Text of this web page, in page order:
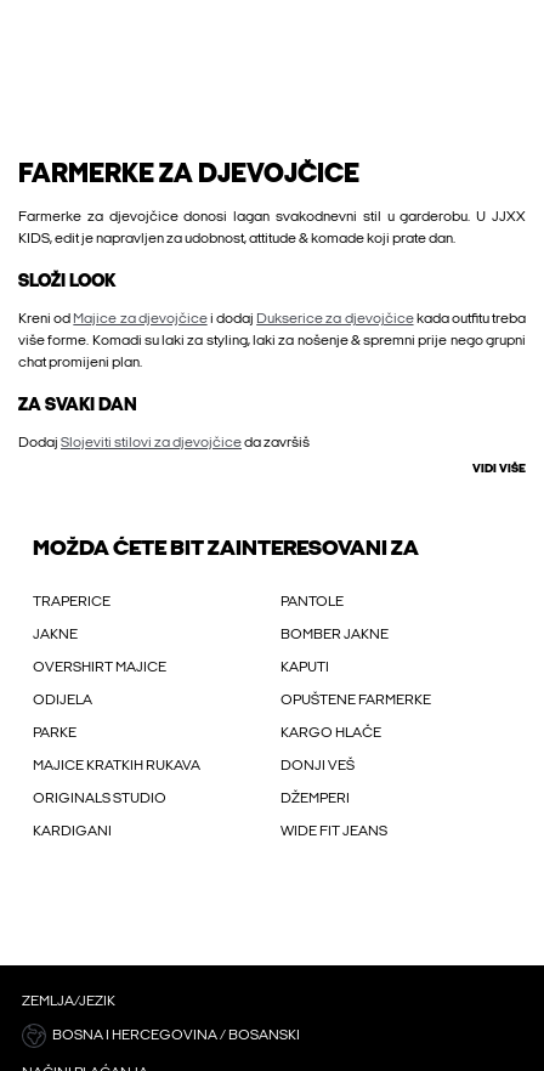
FARMERKE ZA DJEVOJČICE
Farmerke za djevojčice donosi lagan svakodnevni stil u garderobu. U JJXX
KIDS, edit je napravljen za udobnost, attitude & komade koji prate dan.
SLOŽI LOOK
Kreni od Majice za djevojčicei dodaj Dukserice za djevojčicekada outfitu treba
više forme. Komadi su laki za styling, laki za nošenje & spremni prije nego grupni
chat promijeni plan.
ZA SVAKI DAN
Dodaj Slojeviti stilovi za djevojčiceda završiš
VIDI VIŠE
MOŽDA ĆETE BIT ZAINTERESOVANI ZA
TRAPERICE PANTOLE
JAKNE BOMBER JAKNE
OVERSHIRT MAJICE KAPUTI
ODIJELA OPUŠTENE FARMERKE
PARKE KARGO HLAČE
MAJICE KRATKIH RUKAVA DONJI VEŠ
ORIGINALS STUDIO DŽEMPERI
KARDIGANI WIDE FIT JEANS
ZEMLJA/JEZIK
BOSNA I HERCEGOVINA / BOSANSKI